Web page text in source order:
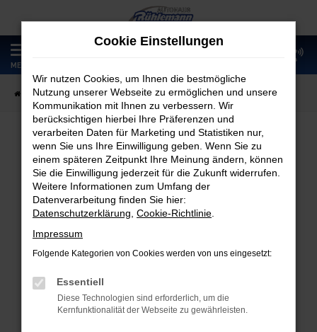
Zum
Hauptinhalt
springen
MENÜ
Startseite Fahrzeugangebote Fahrzeugmarkt
Fahrzeugmarkt
Fehler: Network Error
Beim Laden ist ein Fehler aufgetreten.
Hier sind ein paar Tipps, die dir helfen können:
Überprüfe deine Firewall und deine
Cookie Einstellungen
Wir nutzen Cookies, um Ihnen die bestmögliche
Nutzung unserer Webseite zu ermöglichen und unsere
Kommunikation mit Ihnen zu verbessern. Wir
berücksichtigen hierbei Ihre Präferenzen und
verarbeiten Daten für Marketing und Statistiken nur,
wenn Sie uns Ihre Einwilligung geben. Wenn Sie zu
einem späteren Zeitpunkt Ihre Meinung ändern, können
Sie die Einwilligung jederzeit für die Zukunft widerrufen.
Weitere Informationen zum Umfang der
Datenverarbeitung finden Sie hier:
Datenschutzerklärung Cookie-Richtlinie
Impressum
Folgende Kategorien von Cookies werden von uns eingesetzt:
Essentiell
Diese Technologien sind erforderlich, um die
Kernfunktionalität der Webseite zu gewährleisten.